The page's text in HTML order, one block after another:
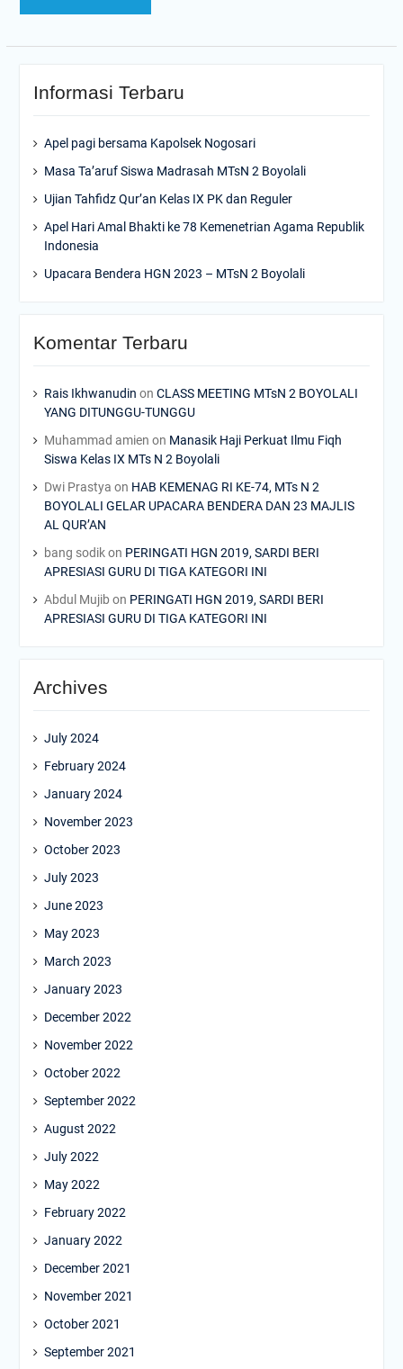
Informasi Terbaru
Apel pagi bersama Kapolsek Nogosari
Masa Ta’aruf Siswa Madrasah MTsN 2 Boyolali
Ujian Tahfidz Qur’an Kelas IX PK dan Reguler
Apel Hari Amal Bhakti ke 78 Kemenetrian Agama Republik
Indonesia
Upacara Bendera HGN 2023 – MTsN 2 Boyolali
Komentar Terbaru
Rais Ikhwanudin on CLASS MEETING MTsN 2 BOYOLALI
YANG DITUNGGU-TUNGGU
Muhammad amien on Manasik Haji Perkuat Ilmu Fiqh
Siswa Kelas IX MTs N 2 Boyolali
Dwi Prastya on HAB KEMENAG RI KE-74, MTs N 2
BOYOLALI GELAR UPACARA BENDERA DAN 23 MAJLIS
AL QUR’AN
bang sodikon PERINGATI HGN 2019, SARDI BERI
APRESIASI GURU DI TIGA KATEGORI INI
Abdul Mujib on PERINGATI HGN 2019, SARDI BERI
APRESIASI GURU DI TIGA KATEGORI INI
Archives
July 2024
February 2024
January 2024
November 2023
October 2023
July 2023
June 2023
May 2023
March 2023
January 2023
December 2022
November 2022
October 2022
September 2022
August 2022
July 2022
May 2022
February 2022
January 2022
December 2021
November 2021
October 2021
September 2021